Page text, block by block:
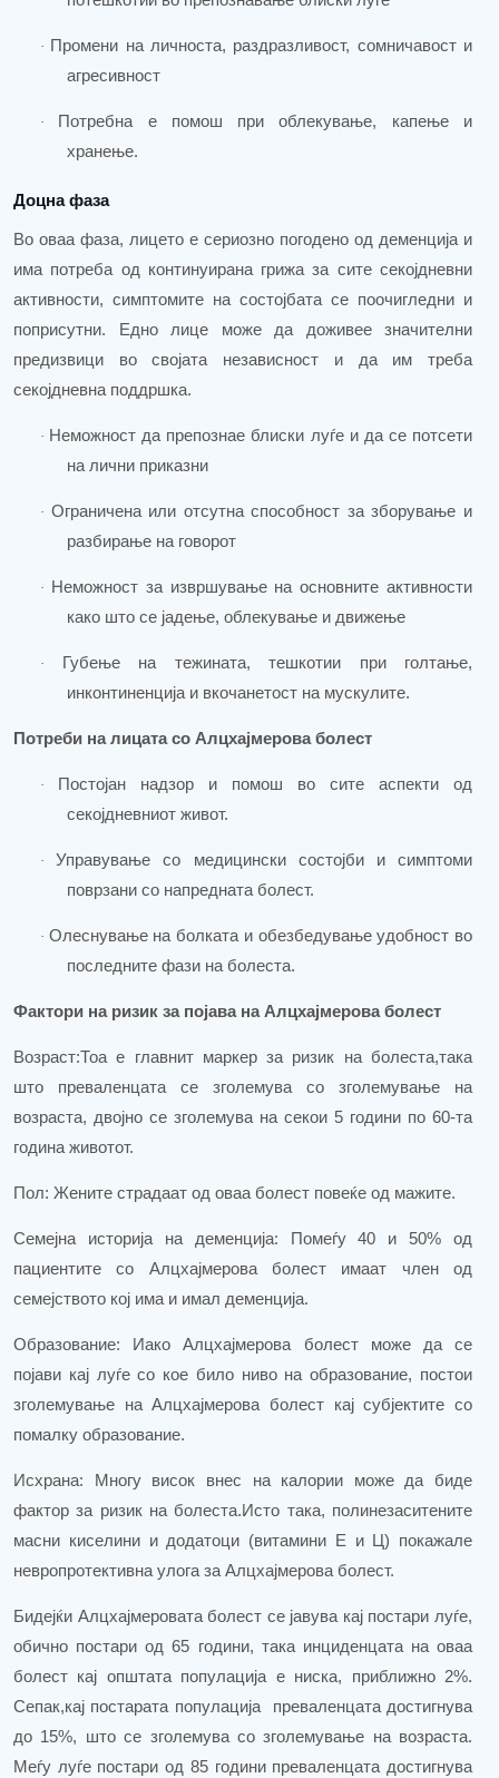
· Промени на личноста, раздразливост, сомничавост и
агресивност
·
Потребна е помош при облекување, капење и
хранење.
Доцна фаза
Во оваа фаза, лицето е сериозно погодено од деменција и
има потреба од континуирана грижа за сите секојдневни
активности, симптомите на состојбата се поочигледни и
поприсутни.
Едно лице може да доживее значителни
предизвици во својата
независност и да им треба
секојдневна поддршка.
· Неможност да препознае блиски луѓе и да се потсети
на лични приказни
· Ограничена или отсутна способност за зборување и
разбирање на говорот
· Неможност за извршување на основните активности
како што се јадење, облекување и движење
·
Губење на тежината, тешкотии при голтање,
инконтиненција и вкочанетост на мускулите.
Потреби на лицата со Алцхајмерова болест
·
Постојан надзор и помош во сите аспекти од
секојдневниот живот.
· Управување со медицински состојби и симптоми
поврзани со напредната болест.
· Олеснување на болката и обезбедување удобност во
последните фази на болеста.
Фактори на ризик за појава на Алцхајмерова болест
Возраст:Тоа е главнит маркер за ризик на болеста,така
што преваленцата се зголемува со зголемување на
возраста, двојно се зголемува на секои 5 години по 60-та
година животот.
Пол: Жените страдаат од оваа болест повеќе од мажите.
Семејна историја на деменција: Помеѓу 40 и 50% од
пациентите со Алцхајмерова болест имаат член од
семејството кој има и имал деменција.
Образование: Иако Алцхајмерова болест може да се
појави кај луѓе со кое било ниво на образование, постои
зголемување на Алцхајмерова болест кај субјектите со
помалку образование.
Исхрана: Многу висок внес на калории може да биде
фактор за ризик на болеста.Исто така, полинезаситените
масни киселини и додатоци (витамини Е и Ц) покажале
невропротективна улога за Алцхајмерова болест.
Бидејќи Алцхајмеровата болест се јавува кај постари луѓе,
обично постари од 65 години, така инциденцата на оваа
болест кај општата популација е ниска, приближно 2%.
Сепак,кај постарата популација преваленцата достигнува
до 15%, што се зголемува со зголемување на возраста.
Меѓу луѓе постари од 85 години преваленцата достигнува